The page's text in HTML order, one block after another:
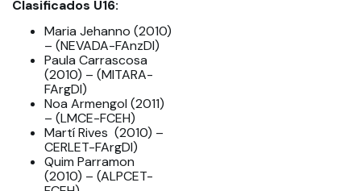
Clasificados U16:
Maria Jehanno (2010)
– (NEVADA-FAnzDI)
Paula Carrascosa
(2010) – (MITARA-
FArgDI)
Noa Armengol (2011)
– (LMCE-FCEH)
Martí Rives (2010) –
CERLET-FArgDI)
Quim Parramon
(2010) – (ALPCET-